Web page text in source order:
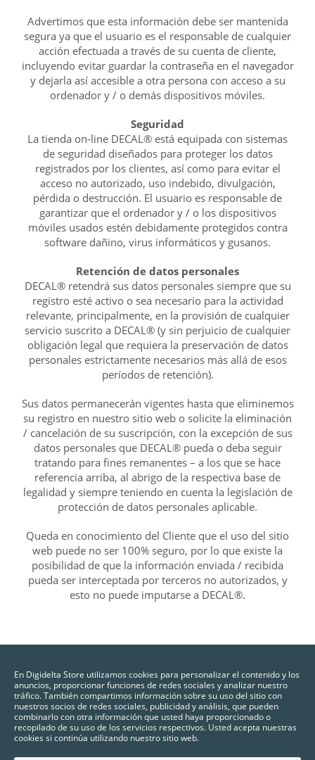
Advertimos que esta información debe ser mantenida
segura ya que el usuario es el responsable de cualquier
acción efectuada a través de su cuenta de cliente,
incluyendo evitar guardar la contraseña en el navegador
y dejarla así accesible a otra persona con acceso a su
ordenador y / o demás dispositivos móviles.
Seguridad
La tienda on-line DECAL® está equipada con sistemas
de seguridad diseñados para proteger los datos
registrados por los clientes, así como para evitar el
acceso no autorizado, uso indebido, divulgación,
pérdida o destrucción. El usuario es responsable de
garantizar que el ordenador y / o los dispositivos
móviles usados estén debidamente protegidos contra
software dañino, virus informáticos y gusanos.
Retención de datos personales
DECAL® retendrá sus datos personales siempre que su
registro esté activo o sea necesario para la actividad
relevante, principalmente, en la provisión de cualquier
servicio suscrito a DECAL® (y sin perjuicio de cualquier
obligación legal que requiera la preservación de datos
personales estrictamente necesarios más allá de esos
períodos de retención).
Sus datos permanecerán vigentes hasta que eliminemos
su registro en nuestro sitio web o solicite la eliminación
/ cancelación de su suscripción, con la excepción de sus
datos personales que DECAL® pueda o deba seguir
tratando para fines remanentes – a los que se hace
referencia arriba, al abrigo de la respectiva base de
legalidad y siempre teniendo en cuenta la legislación de
protección de datos personales aplicable.
Queda en conocimiento del Cliente que el uso del sitio
web puede no ser 100% seguro, por lo que existe la
posibilidad de que la información enviada / recibida
pueda ser interceptada por terceros no autorizados, y
esto no puede imputarse a DECAL®.
En Digidelta Store utilizamos cookies para personalizar el contenido y los
anuncios, proporcionar funciones de redes sociales y analizar nuestro
tráfico. También compartimos información sobre su uso del sitio con
nuestros socios de redes sociales, publicidad y análisis, que pueden
combinarlo con otra información que usted haya proporcionado o
recopilado de su uso de los servicios respectivos. Usted acepta nuestras
cookies si continúa utilizando nuestro sitio web.